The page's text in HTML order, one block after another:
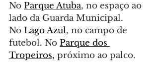
No Parque Atuba, no espaço ao
lado da Guarda Municipal.
No Lago Azul, no campo de
futebol. No Parque dos
Tropeiros, próximo ao palco.